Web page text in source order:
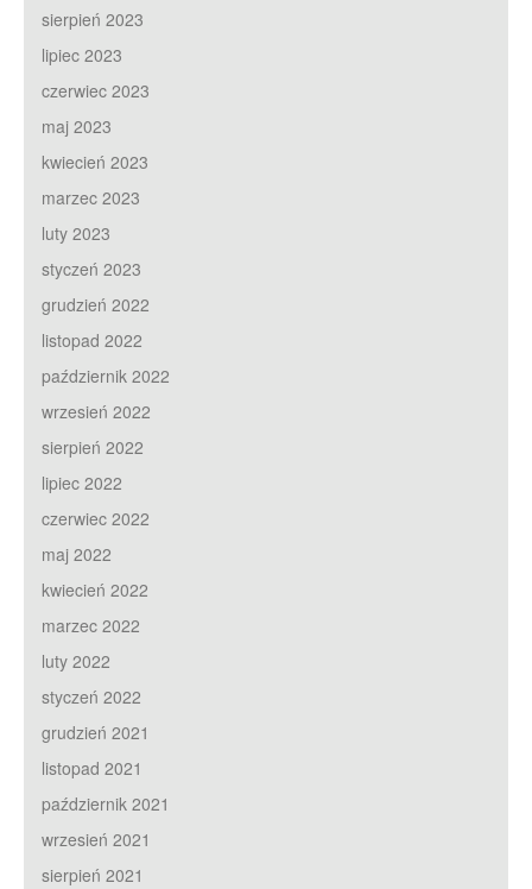
sierpień 2023
lipiec 2023
czerwiec 2023
maj 2023
kwiecień 2023
marzec 2023
luty 2023
styczeń 2023
grudzień 2022
listopad 2022
październik 2022
wrzesień 2022
sierpień 2022
lipiec 2022
czerwiec 2022
maj 2022
kwiecień 2022
marzec 2022
luty 2022
styczeń 2022
grudzień 2021
listopad 2021
październik 2021
wrzesień 2021
sierpień 2021